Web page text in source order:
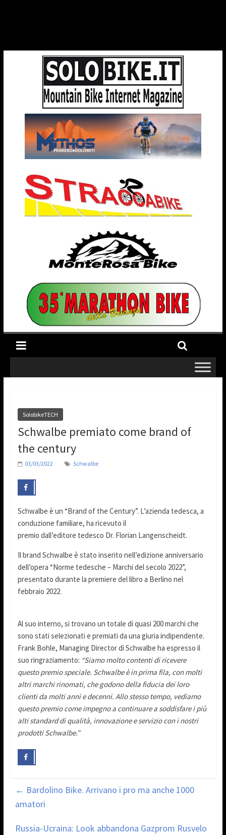
SolobikeTECH
Schwalbe premiato come brand of
the century
03/03/2022 Schwalbe
Schwalbe è un “Brand of the Century”. L’azienda tedesca, a
conduzione familiare, ha ricevuto il
premio dall’editore tedesco Dr. Florian Langenscheidt.
Il brand Schwalbe è stato inserito nell’edizione anniversario
dell’opera “Norme tedesche – Marchi del secolo 2022”,
presentato durante la premiere del libro a Berlino nel
febbraio 2022.
Al suo interno, si trovano un totale di quasi 200 marchi che
sono stati selezionati e premiati da una giuria indipendente.
Frank Bohle, Managing Director di Schwalbe ha espresso il
suo ringraziamento: “Siamo molto contenti di ricevere
questo premio speciale. Schwalbe è in prima fila, con molti
altri marchi rinomati, che godono della fiducia dei loro
clienti da molti anni e decenni. Allo stesso tempo, vediamo
questo premio come impegno a continuare a soddisfare i più
alti standard di qualità, innovazione e servizio con i nostri
prodotti Schwalbe.”
← Bardolino Bike. Arrivano i pro ma anche 1000
amatori
Russia-Ucraina: Look abbandona Gazprom Rusvelo